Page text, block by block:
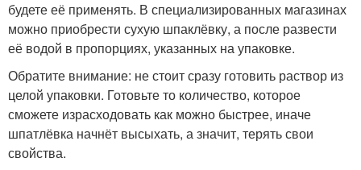
будете её применять. В специализированных магазинах
можно приобрести сухую шпаклёвку, а после развести
её водой в пропорциях, указанных на упаковке.
Обратите внимание: не стоит сразу готовить раствор из
целой упаковки. Готовьте то количество, которое
сможете израсходовать как можно быстрее, иначе
шпатлёвка начнёт высыхать, а значит, терять свои
свойства.